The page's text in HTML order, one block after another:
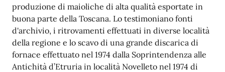
produzione di maioliche di alta qualità esportate in
buona parte della Toscana. Lo testimoniano fonti
d'archivio, i ritrovamenti effettuati in diverse località
della regione e lo scavo di una grande discarica di
fornace effettuato nel 1974 dalla Soprintendenza alle
Antichità d’Etruria in località Novelleto nel 1974 di